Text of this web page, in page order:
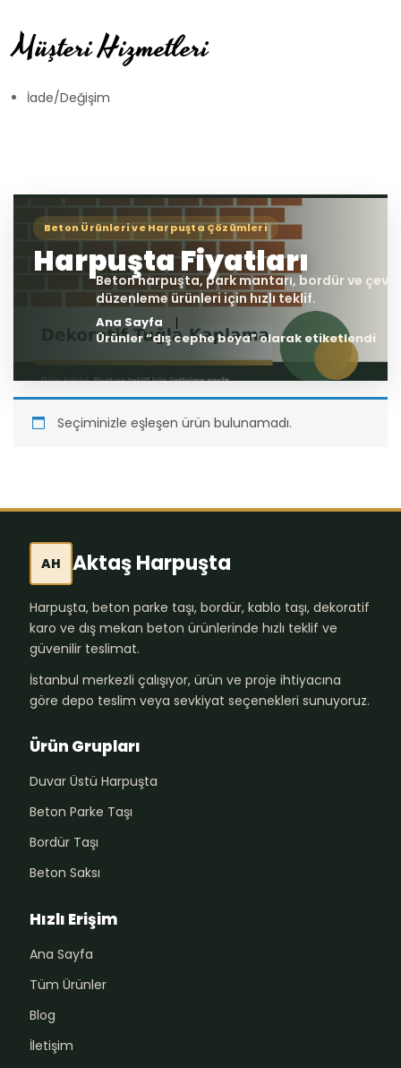
Müşteri Hizmetleri
İade/Değişim
Ana Sayfa
Ürünler “dış cephe boya” olarak etiketlendi
Seçiminizle eşleşen ürün bulunamadı.
AH Aktaş Harpuşta
Harpuşta, beton parke taşı, bordür, kablo taşı, dekoratif
karo ve dış mekan beton ürünlerinde hızlı teklif ve
güvenilir teslimat.
İstanbul merkezli çalışıyor, ürün ve proje ihtiyacına
göre depo teslim veya sevkiyat seçenekleri sunuyoruz.
Ürün Grupları
Duvar Üstü Harpuşta
Beton Parke Taşı
Bordür Taşı
Beton Saksı
Hızlı Erişim
Ana Sayfa
Tüm Ürünler
Blog
İletişim